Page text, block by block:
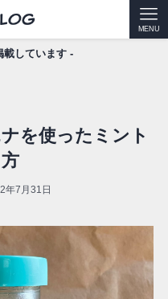
MENU
載しています -
を使ったミント
年7月31日